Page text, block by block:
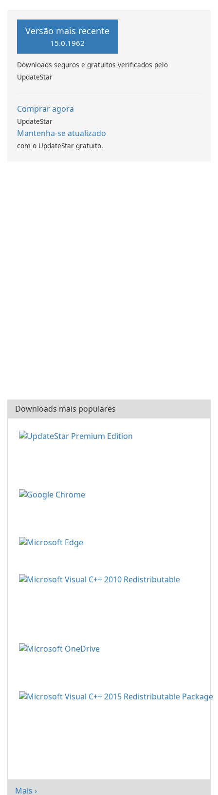
Versão mais recente
15.0.1962
Downloads seguros e gratuitos verificados pelo
UpdateStar
Comprar agora
UpdateStar
Mantenha-se atualizado
com o UpdateStar gratuito.
Downloads mais populares
Mais ›